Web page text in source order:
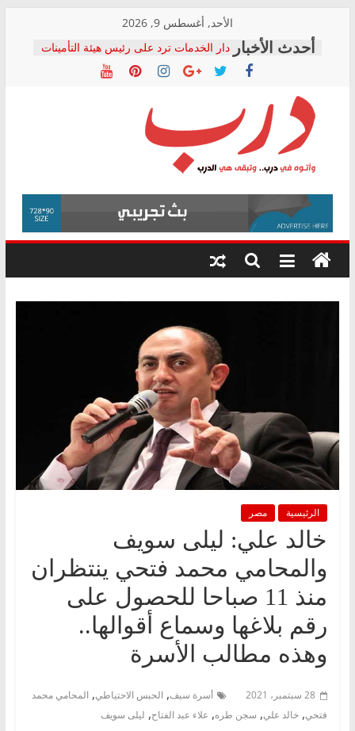
content
الأحد, أغسطس 9, 2026
دار الخدمات ترد على رئيس هيئة التأمينات
بعد مؤتمره الصحفي: إنكار الأزمة لا ينهي
معاناة أصحاب المعاشات.. ونطالب بكشف
فرحات سليمان يكتب: القطاع الصحي إلى
أين؟
حزب التحالف الشعبي يطلق لجنة “الحق
في الصحة” بالإسكندرية لرصد الانتهاكات
ودعم المرضى
الوزاري لمدينة الصحفيين.. وانتهاء أعمال
إنشاء المبنى الإداري
المجلس القومي لحقوق الإنسان يعلن
متابعة قضية الدكتور محمد زهران.. ويؤكد:
قرينة البراءة وضمانات المحاكمة العادلة
درب
وأتوه
درب..
وتبقى
هي
الرئيسية مصر
خالد علي: ليلى سويف
والمحامي محمد فتحي ينتظران
منذ 11 صباحا للحصول على
رقم بلاغها وسماع أقوالها..
وهذه مطالب الأسرة
28 سبتمبر، 2021 أسرة سيف, الحبس الاحتياطي, المحامي محمد
فتحي, خالد علي, سجن طره, علاء عبد الفتاح, ليلى سويف